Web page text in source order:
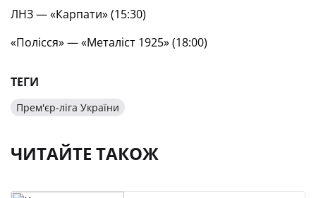
ЛНЗ — «Карпати» (15:30)
«Полісся» — «Металіст 1925» (18:00)
ТЕГИ
Прем'єр-ліга України
ЧИТАЙТЕ ТАКОЖ